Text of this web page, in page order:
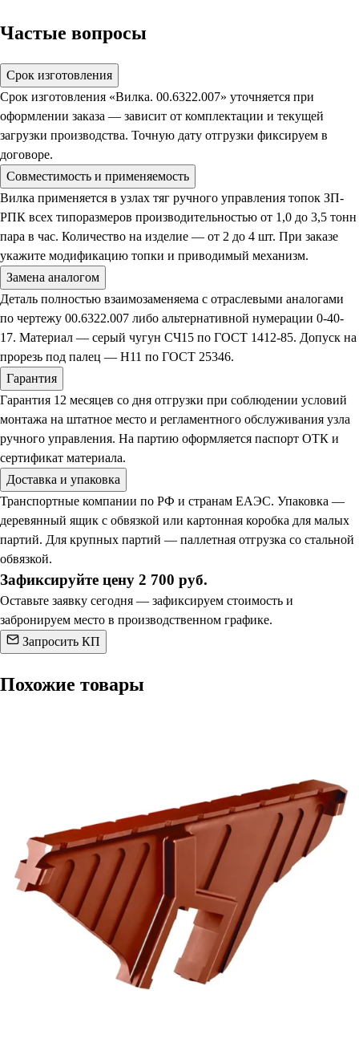
Частые вопросы
Срок изготовления
Срок изготовления «Вилка. 00.6322.007» уточняется при
оформлении заказа — зависит от комплектации и текущей
загрузки производства. Точную дату отгрузки фиксируем в
договоре.
Совместимость и применяемость
Вилка применяется в узлах тяг ручного управления топок ЗП-
РПК всех типоразмеров производительностью от 1,0 до 3,5 тонн
пара в час. Количество на изделие — от 2 до 4 шт. При заказе
укажите модификацию топки и приводимый механизм.
Замена аналогом
Деталь полностью взаимозаменяема с отраслевыми аналогами
по чертежу 00.6322.007 либо альтернативной нумерации 0-40-
17. Материал — серый чугун СЧ15 по ГОСТ 1412-85. Допуск на
прорезь под палец — H11 по ГОСТ 25346.
Гарантия
Гарантия 12 месяцев со дня отгрузки при соблюдении условий
монтажа на штатное место и регламентного обслуживания узла
ручного управления. На партию оформляется паспорт ОТК и
сертификат материала.
Доставка и упаковка
Транспортные компании по РФ и странам ЕАЭС. Упаковка —
деревянный ящик с обвязкой или картонная коробка для малых
партий. Для крупных партий — паллетная отгрузка со стальной
обвязкой.
Зафиксируйте цену 2 700 руб.
Оставьте заявку сегодня — зафиксируем стоимость и
забронируем место в производственном графике.
Запросить КП
Похожие товары